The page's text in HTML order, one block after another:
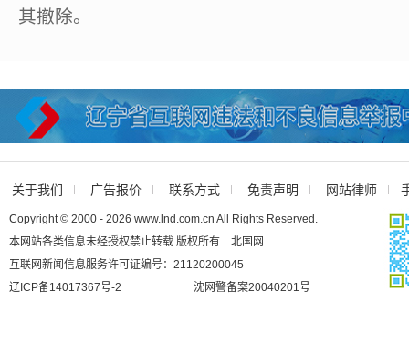
其撤除。
关于我们 广告报价 联系方式 免责声明 网站律师
Copyright © 2000 - 2026 www.lnd.com.cn All Rights Reserved.
本网站各类信息未经授权禁止转载 版权所有 北国网
互联网新闻信息服务许可证编号：21120200045
辽ICP备14017367号-2
沈网警备案20040201号